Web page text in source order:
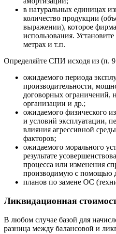
в натуральных единицах
количество продукции
выражении), которое
использования.
метрах и т.п.
Определяйте СПИ исходя из (п.
ожидаемого периода
производительности,
договорных ограничений,
организации и др.;
ожидаемого физического
и условий эксплуатации,
влияния агрессивной
факторов;
ожидаемого морального
результате
процесса или изменения
производимую с помощью
планов по замене ОС
Ликвидационная
В любом случае базой для
разница между балансовой и